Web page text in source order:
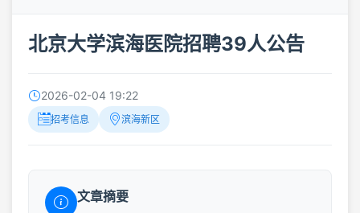
北京大学滨海医院招聘39人公告
2026-02-04 19:22
招考信息 滨海新区
文章摘要